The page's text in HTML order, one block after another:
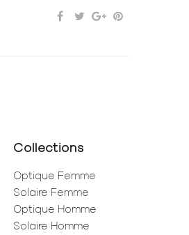
Collections
Optique Femme
Solaire Femme
Optique Homme
Solaire Homme